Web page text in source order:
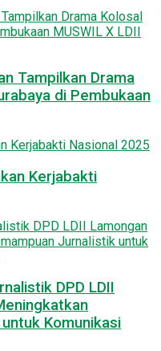
Tampilkan Drama
di Pembukaan
Kerjabakti
DPD LDII
Komunikasi